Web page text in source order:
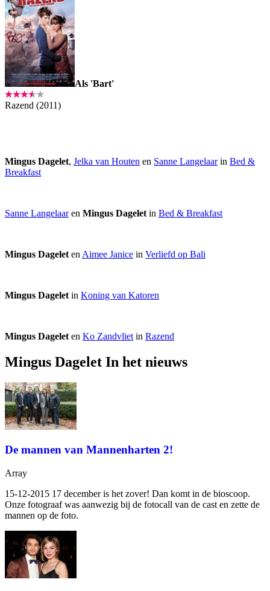
Als 'Bart'
Razend (2011)
Mingus Dagelet, Jelka van Houten en Sanne Langelaarin Bed &
Breakfast
Sanne Langelaaren Mingus Dagelet in Bed & Breakfast
Mingus Dagelet en Aimee Janice in Verliefd op Bali
Mingus Dagelet in Koning van Katoren
Mingus Dagelet en Ko Zandvliet in Razend
Mingus Dagelet In het nieuws
De mannen van Mannenharten 2!
Array
15-12-2015 17 december is het zover! Dan komt in de bioscoop.
Onze fotograaf was aanwezig bij de fotocall van de cast en zette de
mannen op de foto.